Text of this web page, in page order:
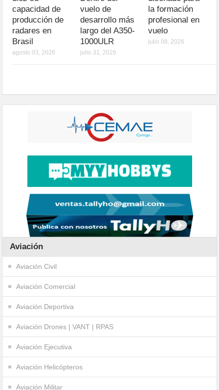
capacidad de
producción de
radares en
Brasil
agosto 03, 2026
vuelo de
desarrollo más
largo del A350-
1000ULR
julio 31, 2026
la formación
profesional en
vuelo
julio 08, 2026
Aviación
Aviación Civil
Aviación Comercial
Aviación Deportiva
Aviación Drones | VANT | RPAS
Aviación Ejecutiva
Aviación Helicópteros
Aviación Militar